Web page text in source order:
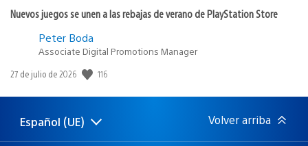
Nuevos juegos se unen a las rebajas de verano de PlayStation Store
Peter Boda
Associate Digital Promotions Manager
Fecha
publicación:
27 de julio de 2026 116
Selecciona
una
Región
actual:
Español (UE) Volver arriba